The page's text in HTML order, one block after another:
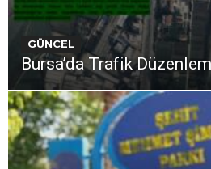
GÜNCEL
Bursa’da Trafik